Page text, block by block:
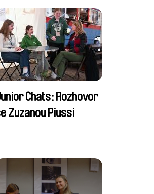
Chats: Rozhovor
Zuzanou Piussi